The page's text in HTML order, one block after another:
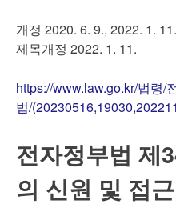
개정 2020. 6. 9., 2022. 1. 11.
제목개정 2022. 1. 11.
https://www.law.go.kr/법령/
법/
전자정부법 제
의 신원 및 접